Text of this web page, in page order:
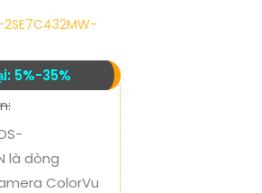
2SE7C432MW-
5%-35%
là dòng
ColorVu